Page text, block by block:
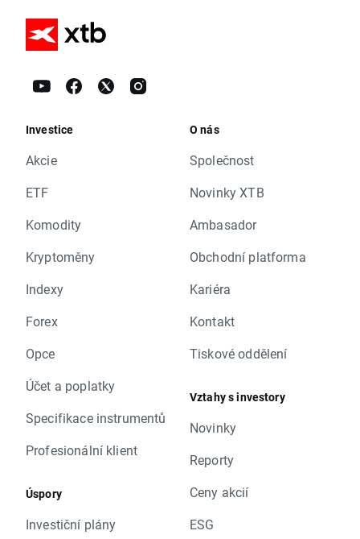
Investice
Akcie
ETF
Komodity
Kryptoměny
Indexy
Forex
Opce
Účet a poplatky
Specifikace instrumentů
Profesionální klient
Úspory
Investiční plány
O nás
Společnost
Novinky XTB
Ambasador
Obchodní platforma
Kariéra
Kontakt
Tiskové oddělení
Vztahy s investory
Novinky
Reporty
Ceny akcií
ESG